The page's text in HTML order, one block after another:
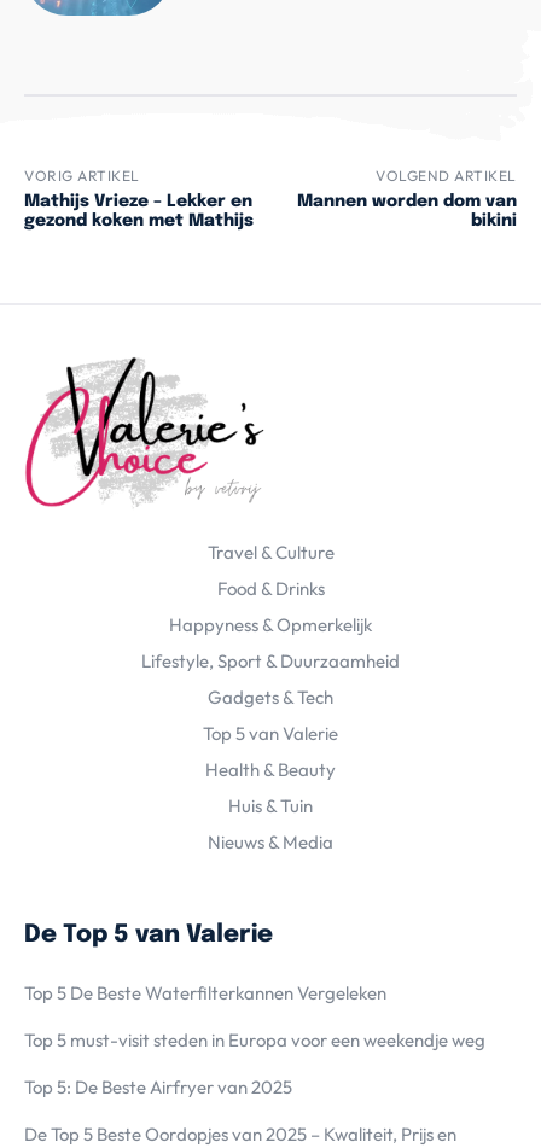
VORIG ARTIKEL
Mathijs Vrieze – Lekker en
gezond koken met Mathijs
VOLGEND ARTIKEL
Mannen worden dom van
bikini
Travel & Culture
Food & Drinks
Happyness & Opmerkelijk
Lifestyle, Sport & Duurzaamheid
Gadgets & Tech
Top 5 van Valerie
Health & Beauty
Huis & Tuin
Nieuws & Media
De Top 5 van Valerie
Top 5 De Beste Waterfilterkannen Vergeleken
Top 5 must-visit steden in Europa voor een weekendje weg
Top 5: De Beste Airfryer van 2025
De Top 5 Beste Oordopjes van 2025 – Kwaliteit, Prijs en